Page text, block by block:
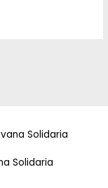
Solidaria
Solidaria